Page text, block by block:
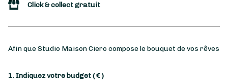
Click & collect gratuit
Afin que Studio Maison Ciero compose le bouquet de vos rêves
1. Indiquez votre budget( € )